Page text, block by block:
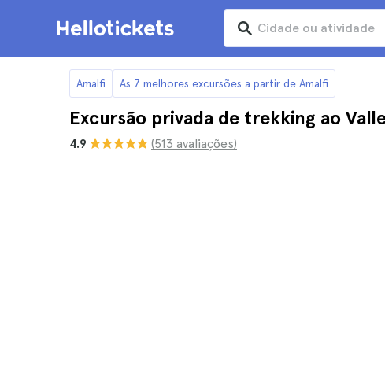
Amalfi As 7 melhores excursões a partir de Amalfi
Excursão privada de trekking ao
4.9 (513 avaliações)